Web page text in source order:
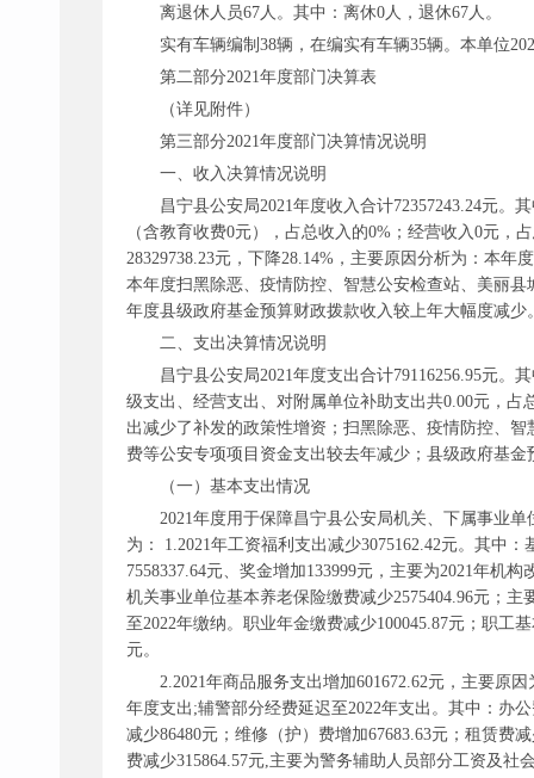
离退休人员67人。其中：离休0人，退休67人。
实有车辆编制 38辆，在编实有车辆35辆。本单位
第二部分2021年度部门决算表
（详见附件）
第三部分2021年度部门决算情况说明
一、收入决算情况说明
昌宁县公安局2021年度收入合计72357243.24元。
（含教育收费0元），占总收入的0%；经营收入0元
28329738.23元，下降28.14%，主要原因分析为：本
本年度扫黑除恶、疫情防控、智慧公安检查站、美丽
年度县级政府基金预算财政拨款收入较上年大幅度减少
二、支出决算情况说明
昌宁县公安局2021年度支出合计79116256.95元。
级支出、经营支出、对附属单位补助支出共0.00元，占
出减少了补发的政策性增资；扫黑除恶、疫情防控、
费等公安专项项目资金支出较去年减少；县级政府基
（一）基本支出情况
2021年度用于保障昌宁县公安局机关、下属事业
为： 1.2021年工资福利支出减少3075162.42元。其中
7558337.64元、奖金增加133999元，主要为2021年机
机关事业单位基本养老保险缴费减少2575404.96元；
至2022年缴纳。职业年金缴费减少100045.87元；职工
元。
2.2021年商品服务支出增加601672.62元，主要原
年度支出;辅警部分经费延迟至2022年支出。其中：办
减少86480元；维修（护）费增加67683.63元；租赁费
费减少315864.57元,主要为警务辅助人员部分工资及社